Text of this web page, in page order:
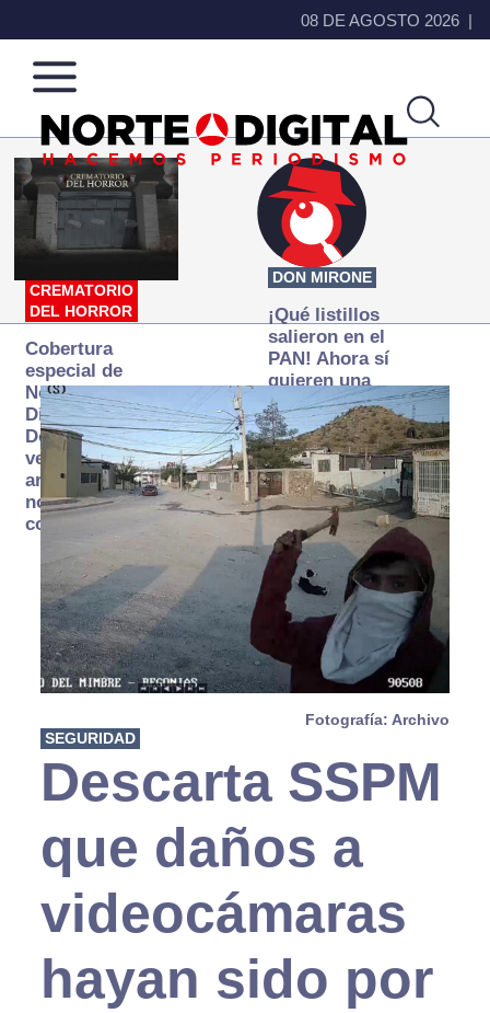
08 DE AGOSTO 2026
Norte
de
Ciudad
Más
que
noticias,
hacemos periodismo
CREMATORIO
DEL HORROR
Cobertura
especial de
Norte
Digital:
Donde la
verdad
arde… pero
no se
consume
DON MIRONE
¡Qué listillos
salieron en el
PAN! Ahora sí
quieren una
Fiscalía
autónoma… y
transexenal
Fotografía: Archivo
SEGURIDAD
Descarta SSPM
que daños a
videocámaras
hayan sido por